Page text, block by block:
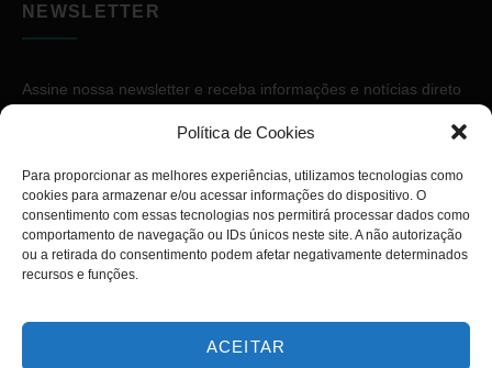
Política de Cookies
Para proporcionar as melhores experiências, utilizamos tecnologias como
cookies para armazenar e/ou acessar informações do dispositivo. O
consentimento com essas tecnologias nos permitirá processar dados como
comportamento de navegação ou IDs únicos neste site. A não autorização
ou a retirada do consentimento podem afetar negativamente determinados
recursos e funções.
ACEITAR
NEWSLETTER
Assine nossa newsletter e receba informações e notícias direto